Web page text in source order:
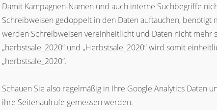
Damit Kampagnen-Namen und auch interne Suchbegriffe
Schreibweisen gedoppelt in den Daten auftauchen, benötigt
werden Schreibweisen vereinheitlicht und Daten nicht mehr
„herbstsale_2020“ und „Herbstsale_2020“ wird somit
„herbstsale_2020“.
Schauen Sie also regelmäßig in Ihre Google Analytics Daten
ihre Seitenaufrufe gemessen werden.